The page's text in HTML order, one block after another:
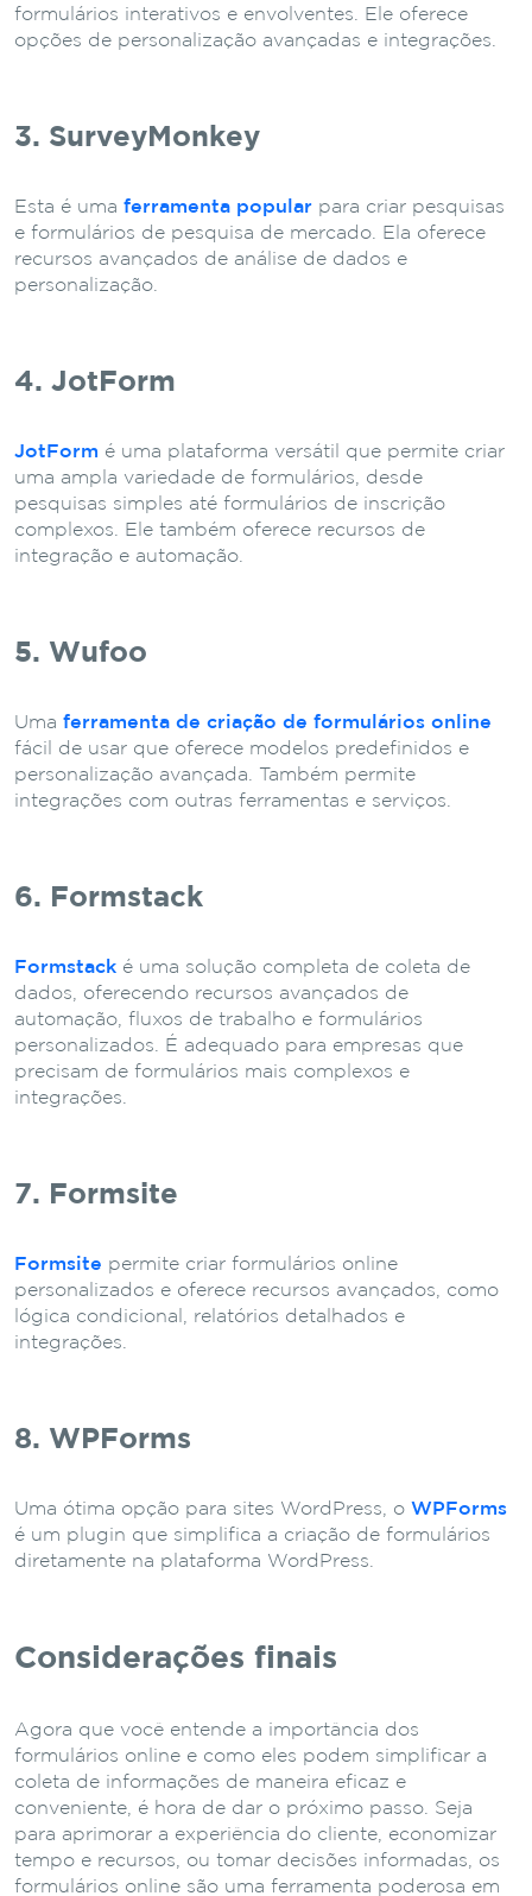
formulários interativos e envolventes. Ele oferece
opções de personalização avançadas e integrações.
3. SurveyMonkey
Esta é uma ferramenta popular para criar pesquisas
e formulários de pesquisa de mercado. Ela oferece
recursos avançados de análise de dados e
personalização.
4. JotForm
JotForm é uma plataforma versátil que permite criar
uma ampla variedade de formulários, desde
pesquisas simples até formulários de inscrição
complexos. Ele também oferece recursos de
integração e automação.
5. Wufoo
Uma ferramenta de criação de formulários online
fácil de usar que oferece modelos predefinidos e
personalização avançada. Também permite
integrações com outras ferramentas e serviços.
6. Formstack
Formstack é uma solução completa de coleta de
dados, oferecendo recursos avançados de
automação, fluxos de trabalho e formulários
personalizados. É adequado para empresas que
precisam de formulários mais complexos e
integrações.
7. Formsite
Formsite permite criar formulários online
personalizados e oferece recursos avançados, como
lógica condicional, relatórios detalhados e
integrações.
8. WPForms
Uma ótima opção para sites WordPress, o WPForms
é um plugin que simplifica a criação de formulários
diretamente na plataforma WordPress.
Considerações finais
Agora que você entende a importância dos
formulários online e como eles podem simplificar a
coleta de informações de maneira eficaz e
conveniente, é hora de dar o próximo passo. Seja
para aprimorar a experiência do cliente, economizar
tempo e recursos, ou tomar decisões informadas, os
formulários online são uma ferramenta poderosa em